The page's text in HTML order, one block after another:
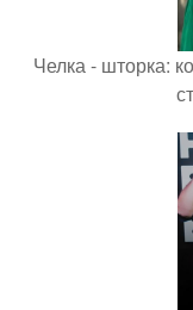
Челка - шторка: